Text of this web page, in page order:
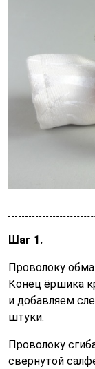
Шаг 1.
Проволоку
Конец ёршика
и добавляем
штуки.
Проволоку
свернутой